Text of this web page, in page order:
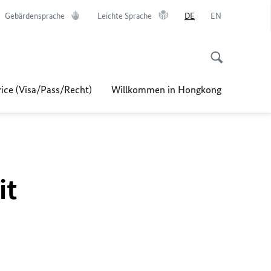
Gebärdensprache Leichte Sprache DE EN
(Visa/Pass/Recht) Willkommen in Hongkong